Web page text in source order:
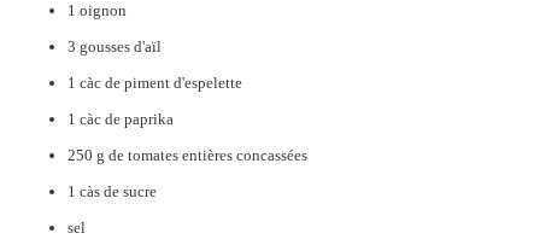
1 oignon
3 gousses d'aïl
1 càc de piment d'espelette
1 càc de paprika
250 g de tomates entières concassées
1 càs de sucre
sel